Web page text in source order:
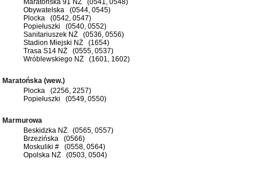
Obywatelska (0544, 0545)
Plocka (0542, 0547)
Popiełuszki (0540, 0552)
Sanitariuszek NŻ (0536, 0556)
Stadion Miejski NŻ (1654)
Trasa S14 NŻ (0555, 0537)
Wróblewskiego NŻ (1601, 1602)
Maratońska (wew.)
Plocka (2256, 2257)
Popiełuszki (0549, 0550)
Marmurowa
Beskidzka NŻ (0565, 0557)
Brzezińska (0566)
Moskuliki # (0558, 0564)
Opolska NŻ (0503, 0504)